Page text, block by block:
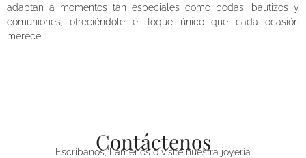
adaptan a momentos tan especiales como bodas, bautizos y
comuniones, ofreciéndole el toque único que cada ocasión
merece.
Contáctenos
Escríbanos, llámenos o visite nuestra joyería